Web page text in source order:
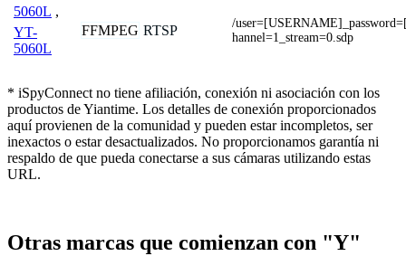
5060L ,
YT-
5060L
FFMPEG RTSP
/
hannel=1_stream=0.sdp
* iSpyConnect no tiene afiliación, conexión ni asociación con los
productos de Yiantime. Los detalles de conexión proporcionados
aquí provienen de la comunidad y pueden estar incompletos, ser
inexactos o estar desactualizados. No proporcionamos garantía ni
respaldo de que pueda conectarse a sus cámaras utilizando estas
URL.
Otras marcas que comienzan con "Y"